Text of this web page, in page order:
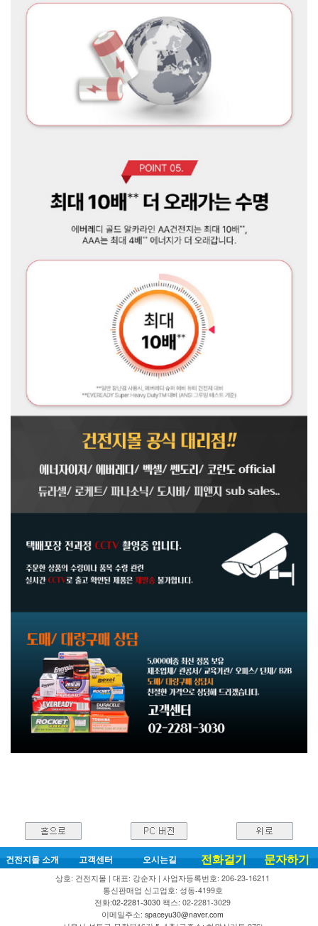
건전지몰 소개 고객센터 오시는길 전화걸기 문자하기
상호: 건전지몰 | 대표: 강순자 | 사업자등록번호: 206-23-16211
통신판매업 신고업호: 성동-4199호
전화:02-2281-3030 팩스: 02-2281-3029
이메일주소: spaceyu30@naver.com